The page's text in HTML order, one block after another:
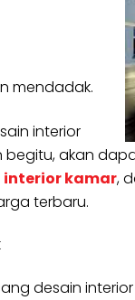
mendadak.
interior
akan
interior kamar,
terbaru.
desain